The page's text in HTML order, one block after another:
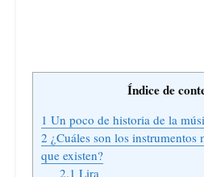
Índice de
1 Un poco de historia de la
2 ¿Cuáles son los instrumentos
que existen?
2.1 Lira